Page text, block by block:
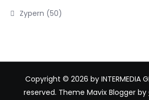
Zypern (50)
Copyright © 2026 by INTERMEDIA
reserved. Theme Mavix Blogger by